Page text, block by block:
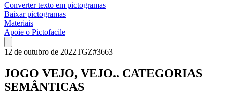
Converter texto em pictogramas
Baixar pictogramas
Materiais
Apoie o Pictofacile
12 de outubro de 2022TGZ#3663
JOGO VEJO, VEJO.. CATEGORIAS
SEMÂNTICAS